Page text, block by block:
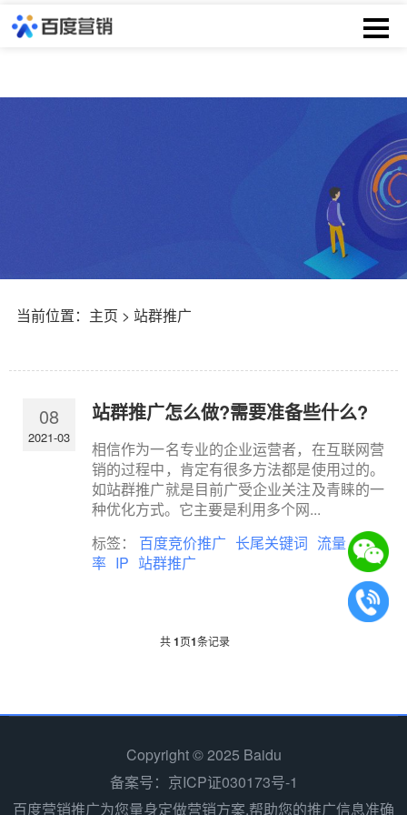
当前位置： 主页 > 站群推广
08
2021-03
站群推广怎么做?需要准备些什么?
相信作为一名专业的企业运营者，在互联网营
销的过程中，肯定有很多方法都是使用过的。
如站群推广就是目前广受企业关注及青睐的一
种优化方式。它主要是利用多个网...
标签： 百度竞价推广 长尾关键词 流量 转化
率 IP 站群推广
共1页1条记录
Copyright © 2025 Baidu
备案号：京ICP证030173号-1
百度营销推广为您量身定做营销方案,帮助您的推广信息准确